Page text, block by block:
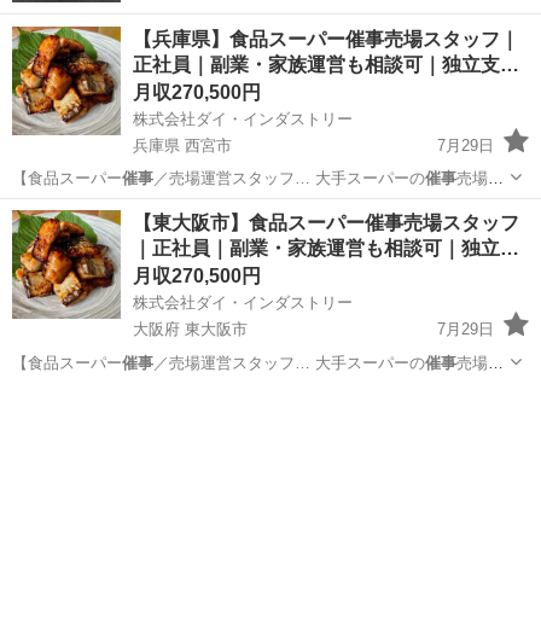
【兵庫県】食品スーパー催事売場スタッフ｜
正社員｜副業・家族運営も相談可｜独立支…
月収270,500円
株式会社ダイ・インダストリー
兵庫県 西宮市
7月29日
【食品スーパー催事 ／売場運営スタッフ… 大手スーパーの催事売場で
海産物・珍味… など大手スーパーの催事売場で、 海産物…
兵庫 西宮市 販売 催事
【東大阪市】食品スーパー催事売場スタッフ
｜正社員｜副業・家族運営も相談可｜独立…
月収270,500円
株式会社ダイ・インダストリー
大阪府 東大阪市
7月29日
【食品スーパー催事 ／売場運営スタッフ… 大手スーパーの催事売場で